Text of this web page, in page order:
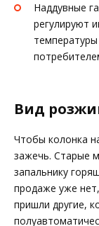
Наддувные
регулируют
Вид
Чтобы колонка
зажечь. Старые
запальнику
продаже уже
пришли другие,